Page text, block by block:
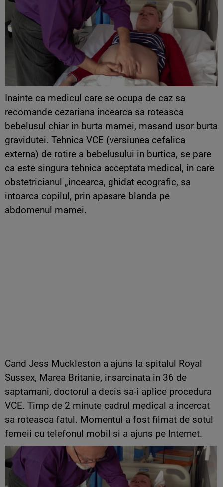
Inainte ca medicul care se ocupa de caz sa
recomande cezariana incearca sa roteasca
bebelusul chiar in burta mamei, masand usor burta
gravidutei. Tehnica VCE (versiunea cefalica
externa) de rotire a bebelusului in burtica, se pare
ca este singura tehnica acceptata medical, in care
obstetricianul „incearca, ghidat ecografic, sa
intoarca copilul, prin apasare blanda pe
abdomenul mamei.
Cand Jess Muckleston a ajuns la spitalul Royal
Sussex, Marea Britanie, insarcinata in 36 de
saptamani, doctorul a decis sa-i aplice procedura
VCE. Timp de 2 minute cadrul medical a incercat
sa roteasca fatul. Momentul a fost filmat de sotul
femeii cu telefonul mobil si a ajuns pe Internet.